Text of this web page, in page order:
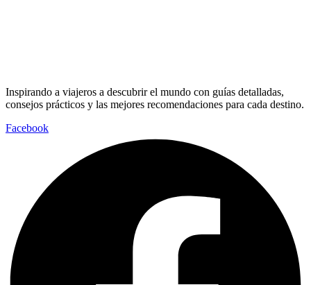
Inspirando a viajeros a descubrir el mundo con guías detalladas,
consejos prácticos y las mejores recomendaciones para cada destino.
Facebook